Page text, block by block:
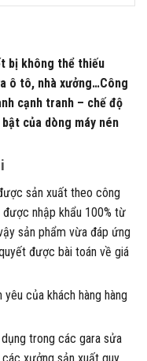
bị không thể thiếu
ô tô, nhà xưởng…Công
cạnh tranh – chế độ
của dòng máy nén
sản xuất theo công
được nhập khẩu 100% từ
sản phẩm vừa đáp ứng
được bài toán về giá
của khách hàng hàng
trong các gara sửa